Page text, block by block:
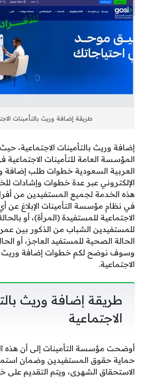
طريقة إضافة وريث بالتأمينات
إضافة وريث بالتأمينات الاجتماعية،
المؤسسة العامة للتأمينات الاجتماعية
العربية السعودية خطوات طلب إضافة
الإلكتروني عبر عدة خطوات وإشادات
هذه الخدمة لجميع المستفيدين من
في نظام مؤسسة التأمينات الإبلاغ عن
الاجتماعية للمستفيدة (المرأة)، أو
الحالة الصحية للمستفيد العاجز، أو
وسوف نوضح لكم خطوات إضافة وريث
الاجتماعية.
طريقة إضافة وريث
الاجتماعية
أوضحت مؤسسة التأمينات إلى أن هذه
حماية حقوق المستفيدين وضمان
الاستحقاق الشهري، ويتم التقديم